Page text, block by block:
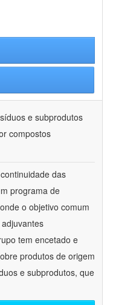
e subprodutos
compostos
das
programa de
o objetivo comum
tem encetado e
produtos de origem
e subprodutos, que